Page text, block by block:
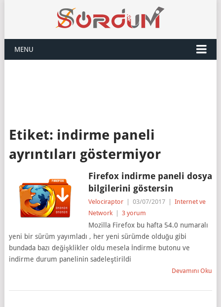
MENU
Etiket: indirme paneli
ayrıntıları göstermiyor
Firefox indirme paneli dosya
bilgilerini göstersin
Velociraptor 03/07/2017
Internet ve
Network
3 yorum
Mozilla Firefox bu hafta 54.0 numaralı
yeni bir sürüm yayımladı , her yeni sürümde olduğu gibi
bundada bazı değişklikler oldu mesela İndirme butonu ve
indirme durum panelinin sadeleştirildi
Devamını Oku